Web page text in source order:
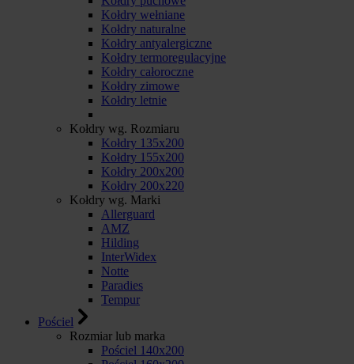
Kołdry wełniane
Kołdry naturalne
Kołdry antyalergiczne
Kołdry termoregulacyjne
Kołdry całoroczne
Kołdry zimowe
Kołdry letnie
Kołdry wg. Rozmiaru
Kołdry 135x200
Kołdry 155x200
Kołdry 200x200
Kołdry 200x220
Kołdry wg. Marki
Allerguard
AMZ
Hilding
InterWidex
Notte
Paradies
Tempur
Pościel
Rozmiar lub marka
Pościel 140x200